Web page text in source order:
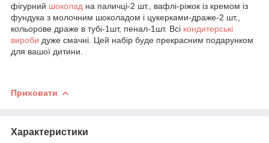
фігурний шоколад на паличці-2 шт., вафлі-ріжок із кремом із
фундука з молочним шоколадом і цукерками-драже-2 шт.,
кольорове драже в тубі-1шт, пенал-1шт. Всі кондитерські
вироби дуже смачні. Цей набір буде прекрасним подарунком
для вашої дитини.
Приховати
Характеристики